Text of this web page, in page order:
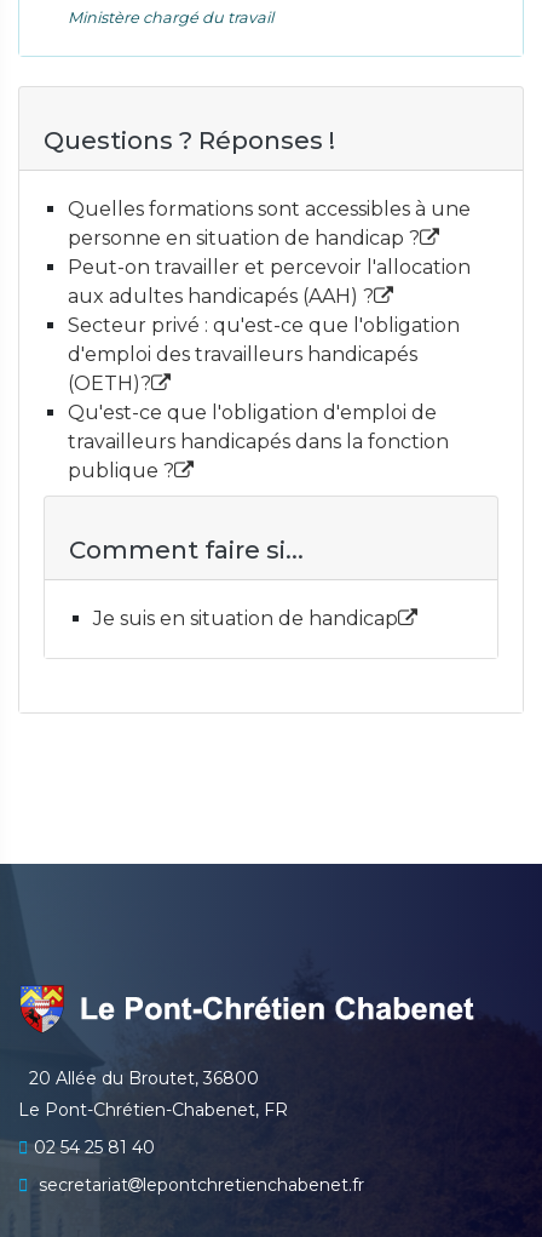
Ministère chargé du travail
Questions ? Réponses !
Quelles formations sont accessibles à une
personne en situation de handicap ?
Peut-on travailler et percevoir l'allocation
aux adultes handicapés (AAH) ?
Secteur privé : qu'est-ce que l'obligation
d'emploi des travailleurs handicapés
(OETH)?
Qu'est-ce que l'obligation d'emploi de
travailleurs handicapés dans la fonction
publique ?
Comment faire si...
Je suis en situation de handicap
20 Allée du Broutet, 36800
Le Pont-Chrétien-Chabenet, FR
02 54 25 81 40
secretariat
lepontchretienchabenet.fr